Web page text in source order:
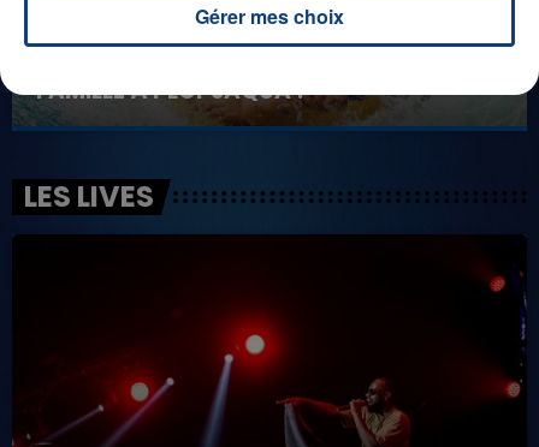
1er août 2026
FAMILLE À PLOPSAQUA !
LES LIVES
Gérer mes choix